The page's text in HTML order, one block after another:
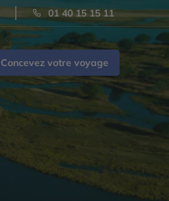
01 40 15 15 11
Concevez votre voyage